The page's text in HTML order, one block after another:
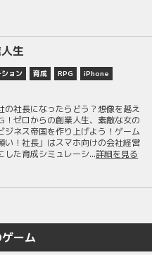
生
ョン 育成 RPG
iPhone
の社長になったらどう？想像を越え
！ゼロからの創業人生、素敵な女の
ジネス帝国を作り上げよう！ゲーム
い！社長」はスマホ向けの会社経営
した育成シミュレーシ...詳細を見る
ーム